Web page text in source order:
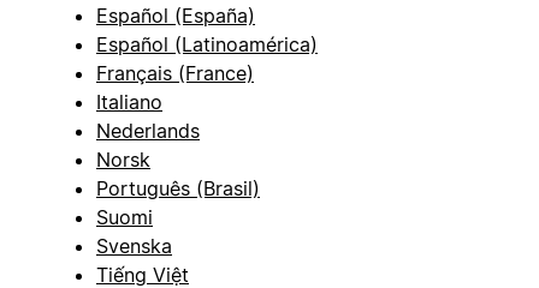
Español (España)
Español (Latinoamérica)
Français (France)
Italiano
Nederlands
Norsk
Português (Brasil)
Suomi
Svenska
Tiếng Việt